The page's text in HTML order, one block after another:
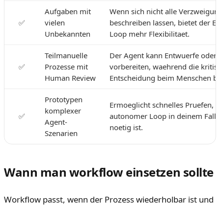
✅
Aufgaben mit
vielen
Unbekannten
Wenn sich nicht alle
beschreiben lassen, bietet der
Loop mehr Flexibilitaet.
✅
Teilmanuelle
Prozesse mit
Human Review
Der Agent kann Entwuerfe oder
vorbereiten, waehrend die
Entscheidung beim Menschen
✅
Prototypen
komplexer
Agent-
Szenarien
Ermoeglicht schnelles Pruefen,
autonomer Loop in deinem Fall
noetig ist.
Wann man workflow einsetzen sollte
Workflow passt, wenn der Prozess wiederholbar ist und